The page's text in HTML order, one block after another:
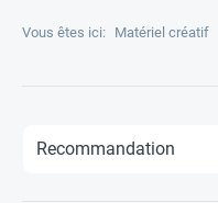
Vous êtes ici: Matériel créatif